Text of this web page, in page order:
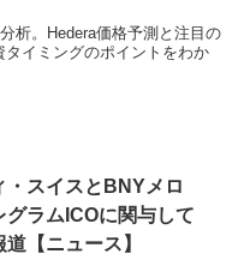
析。Hedera価格予測と注目の
イミングのポイントをわか
・スイスとBNYメロ
グラム ICOに関与して
【ニュース】